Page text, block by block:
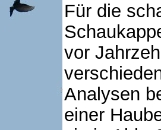
Für die
vor
Analysen
einer